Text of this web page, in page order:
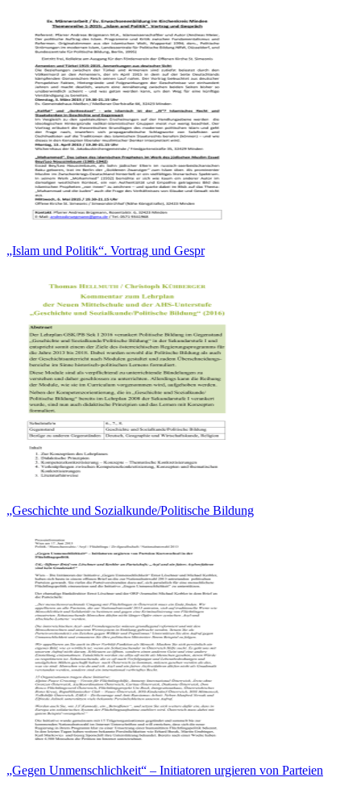
„Islam und Politik“. Vortrag und Gespr
„Geschichte und Sozialkunde/Politische Bildung
„Gegen Unmenschlichkeit“ – Initiatoren urgieren von Parteien